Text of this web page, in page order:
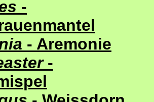
-
- Aremonie
-